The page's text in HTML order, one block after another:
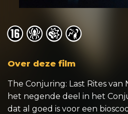
o o o o
Over deze film
The Conjuring: Last Rites van
het negende deel in het
dat al goed is voor een